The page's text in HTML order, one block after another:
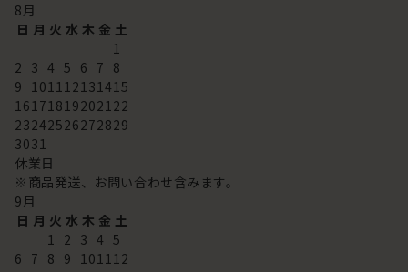
8月
日 月 火 水 木 金 土
1
2 3 4 5 6 7 8
9 101112131415
16171819202122
23242526272829
3031
休業日
※商品発送、お問い合わせ含みます。
9月
日 月 火 水 木 金 土
1 2 3 4 5
6 7 8 9 101112